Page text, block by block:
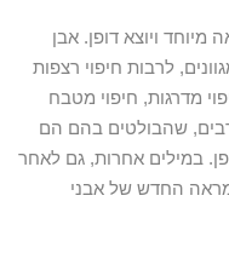
ויוצא דופן. אבן
לרבות חיפוי רצפות
מדרגות, חיפוי מטבח
רבים, שהבולטים בהם הם
במילים אחרות, גם לאחר
החדש של אבני